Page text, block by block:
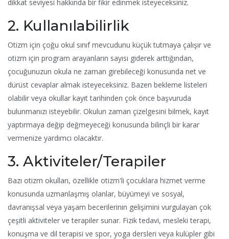
dikkat seviyesi hakkında bir fikir edinmek isteyeceksiniz.
2. Kullanılabilirlik
Otizm için çoğu okul sınıf mevcudunu küçük tutmaya çalışır ve
otizm için program arayanların sayısı giderek arttığından,
çocuğunuzun okula ne zaman girebileceği konusunda net ve
dürüst cevaplar almak isteyeceksiniz. Bazen bekleme listeleri
olabilir veya okullar kayıt tarihinden çok önce başvuruda
bulunmanızı isteyebilir. Okulun zaman çizelgesini bilmek, kayıt
yaptırmaya değip değmeyeceği konusunda bilinçli bir karar
vermenize yardımcı olacaktır.
3. Aktiviteler/Terapiler
Bazı otizm okulları, özellikle otizm'li çocuklara hizmet verme
konusunda uzmanlaşmış olanlar, büyümeyi ve sosyal,
davranışsal veya yaşam becerilerinin gelişimini vurgulayan çok
çeşitli aktiviteler ve terapiler sunar. Fizik tedavi, mesleki terapi,
konuşma ve dil terapisi ve spor, yoga dersleri veya kulüpler gibi